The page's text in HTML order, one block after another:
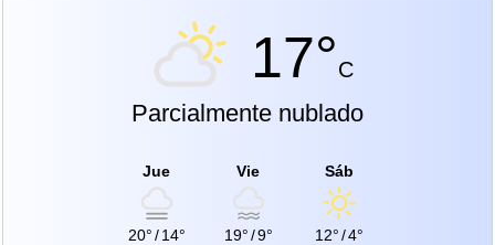
17°C
Parcialmente nublado
Jue
20°/14°
Vie
19°/9°
Sáb
12°/4°